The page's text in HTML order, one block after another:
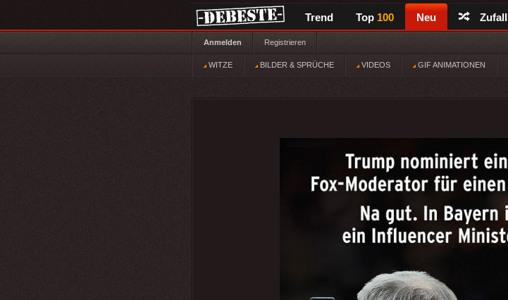
Trend Top 100 Neu Zufall
Anmelden Registrieren
WITZE BILDER & SPRÜCHE VIDEOS GIF ANIMATIONEN